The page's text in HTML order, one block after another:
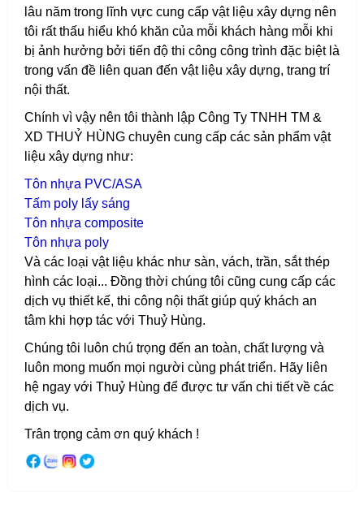
lâu năm trong lĩnh vực cung cấp vật liệu xây dựng nên
tôi rất thấu hiểu khó khăn của mỗi khách hàng mỗi khi
bị ảnh hưởng bởi tiến độ thi công công trình đặc biệt là
trong vấn đề liên quan đến vật liệu xây dựng, trang trí
nội thất.
Chính vì vậy nên tôi thành lập Công Ty TNHH TM &
XD THUỶ HÙNG chuyên cung cấp các sản phẩm vật
liệu xây dựng như:
Tôn nhựa PVC/ASA
Tấm poly lấy sáng
Tôn nhựa composite
Tôn nhựa poly
Và các loại vật liệu khác như sàn, vách, trần, sắt thép
hình các loại... Đồng thời chúng tôi cũng cung cấp các
dịch vụ thiết kế, thi công nội thất giúp quý khách an
tâm khi hợp tác với Thuỷ Hùng.
Chúng tôi luôn chú trọng đến an toàn, chất lượng và
luôn mong muốn mọi người cùng phát triển. Hãy liên
hệ ngay với Thuỷ Hùng để được tư vấn chi tiết về các
dịch vụ.
Trân trọng cảm ơn quý khách !